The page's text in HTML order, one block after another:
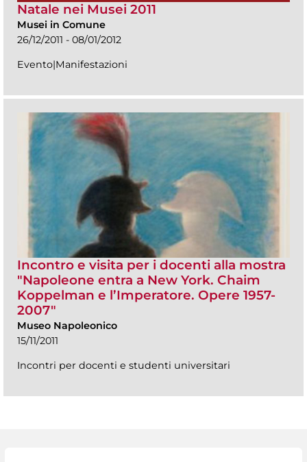
Natale nei Musei 2011
Musei in Comune
26/12/2011 - 08/01/2012
Evento|Manifestazioni
Incontro e visita per i docenti alla mostra
"Napoleone entra a New York. Chaim
Koppelman e l’Imperatore. Opere 1957-
2007"
Museo Napoleonico
15/11/2011
Incontri per docenti e studenti universitari